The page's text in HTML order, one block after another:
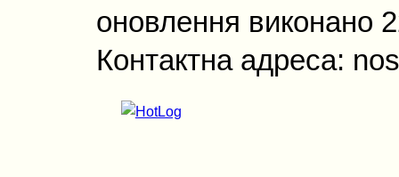
оновлення виконано
Контактна адреса: